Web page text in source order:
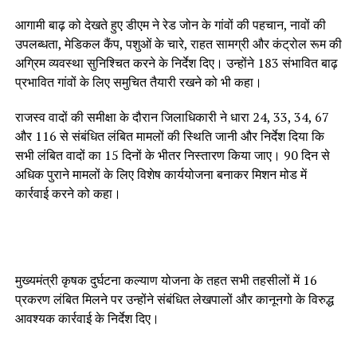
आगामी बाढ़ को देखते हुए डीएम ने रेड जोन के गांवों की पहचान, नावों की
उपलब्धता, मेडिकल कैंप, पशुओं के चारे, राहत सामग्री और कंट्रोल रूम की
अग्रिम व्यवस्था सुनिश्चित करने के निर्देश दिए। उन्होंने 183 संभावित बाढ़
प्रभावित गांवों के लिए समुचित तैयारी रखने को भी कहा।
राजस्व वादों की समीक्षा के दौरान जिलाधिकारी ने धारा 24, 33, 34, 67
और 116 से संबंधित लंबित मामलों की स्थिति जानी और निर्देश दिया कि
सभी लंबित वादों का 15 दिनों के भीतर निस्तारण किया जाए। 90 दिन से
अधिक पुराने मामलों के लिए विशेष कार्ययोजना बनाकर मिशन मोड में
कार्रवाई करने को कहा।
मुख्यमंत्री कृषक दुर्घटना कल्याण योजना के तहत सभी तहसीलों में 16
प्रकरण लंबित मिलने पर उन्होंने संबंधित लेखपालों और कानूनगो के विरुद्ध
आवश्यक कार्रवाई के निर्देश दिए।